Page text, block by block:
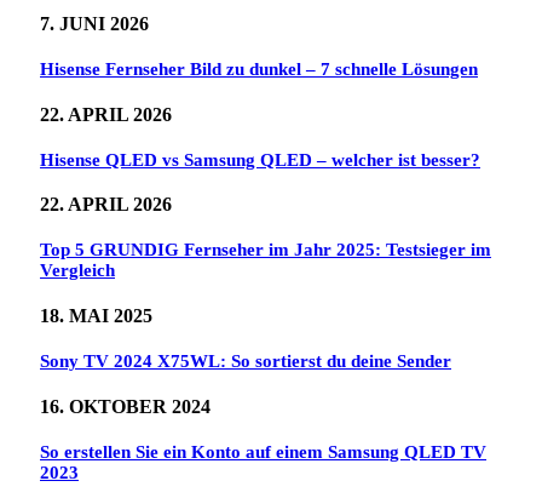
7. JUNI 2026
Hisense Fernseher Bild zu dunkel – 7 schnelle Lösungen
22. APRIL 2026
Hisense QLED vs Samsung QLED – welcher ist besser?
22. APRIL 2026
Top 5 GRUNDIG Fernseher im Jahr 2025: Testsieger im
Vergleich
18. MAI 2025
Sony TV 2024 X75WL: So sortierst du deine Sender
16. OKTOBER 2024
So erstellen Sie ein Konto auf einem Samsung QLED TV
2023